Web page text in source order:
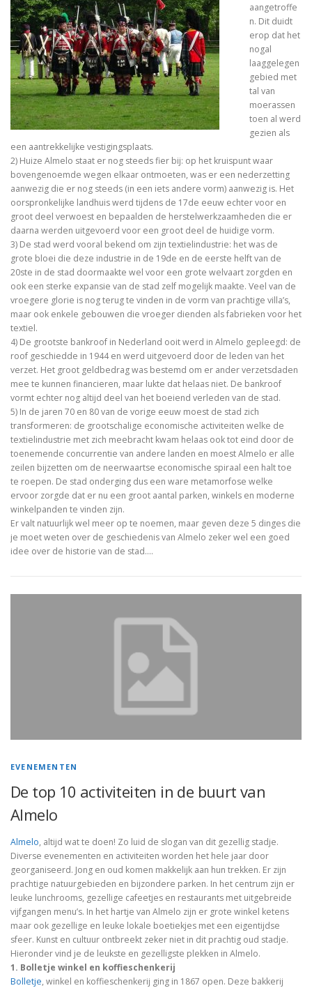
aangetroffe
n. Dit duidt
erop dat het
nogal
laaggelegen
gebied met
tal van
moerassen
toen al werd
gezien als
een aantrekkelijke vestigingsplaats.
2) Huize Almelo staat er nog steeds fier bij: op het kruispunt waar
bovengenoemde wegen elkaar ontmoeten, was er een nederzetting
aanwezig die er nog steeds (in een iets andere vorm) aanwezig is. Het
oorspronkelijke landhuis werd tijdens de 17de eeuw echter voor en
groot deel verwoest en bepaalden de herstelwerkzaamheden die er
daarna werden uitgevoerd voor een groot deel de huidige vorm.
3) De stad werd vooral bekend om zijn textielindustrie: het was de
grote bloei die deze industrie in de 19de en de eerste helft van de
20ste in de stad doormaakte wel voor een grote welvaart zorgden en
ook een sterke expansie van de stad zelf mogelijk maakte. Veel van de
vroegere glorie is nog terug te vinden in de vorm van prachtige villa’s,
maar ook enkele gebouwen die vroeger dienden als fabrieken voor het
textiel.
4) De grootste bankroof in Nederland ooit werd in Almelo gepleegd: de
roof geschiedde in 1944 en werd uitgevoerd door de leden van het
verzet. Het groot geldbedrag was bestemd om er ander verzetsdaden
mee te kunnen financieren, maar lukte dat helaas niet. De bankroof
vormt echter nog altijd deel van het boeiend verleden van de stad.
5) In de jaren 70 en 80 van de vorige eeuw moest de stad zich
transformeren: de grootschalige economische activiteiten welke de
textielindustrie met zich meebracht kwam helaas ook tot eind door de
toenemende concurrentie van andere landen en moest Almelo er alle
zeilen bijzetten om de neerwaartse economische spiraal een halt toe
te roepen. De stad onderging dus een ware metamorfose welke
ervoor zorgde dat er nu een groot aantal parken, winkels en moderne
winkelpanden te vinden zijn.
Er valt natuurlijk wel meer op te noemen, maar geven deze 5 dinges die
je moet weten over de geschiedenis van Almelo zeker wel een goed
idee over de historie van de stad.…
EVENEMENTEN
De top 10 activiteiten in de buurt van
Almelo
Almelo, altijd wat te doen! Zo luid de slogan van dit gezellig stadje.
Diverse evenementen en activiteiten worden het hele jaar door
georganiseerd. Jong en oud komen makkelijk aan hun trekken. Er zijn
prachtige natuurgebieden en bijzondere parken. In het centrum zijn er
leuke lunchrooms, gezellige cafeetjes en restaurants met uitgebreide
vijfgangen menu’s. In het hartje van Almelo zijn er grote winkel ketens
maar ook gezellige en leuke lokale boetiekjes met een eigentijdse
sfeer. Kunst en cultuur ontbreekt zeker niet in dit prachtig oud stadje.
Hieronder vind je de leukste en gezelligste plekken in Almelo.
1. Bolletje winkel en koffieschenkerij
Bolletje, winkel en koffieschenkerij ging in 1867 open. Deze bakkerij